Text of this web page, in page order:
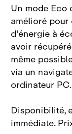
Un mode Eco
amélioré
d'énergie à
avoir
même
via un
ordinateur PC.
Disponibilité,
immédiate.